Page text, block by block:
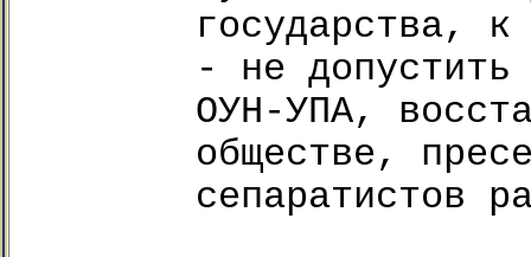
государства, к
- не допустить
ОУН-УПА,
обществе,
сепаратистов